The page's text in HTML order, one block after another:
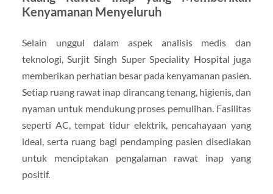
Kenyamanan Menyeluruh
Selain unggul dalam aspek analisis medis dan
teknologi, Surjit Singh Super Speciality Hospital juga
memberikan perhatian besar pada kenyamanan pasien.
Setiap ruang rawat inap dirancang tenang, higienis, dan
nyaman untuk mendukung proses pemulihan. Fasilitas
seperti AC, tempat tidur elektrik, pencahayaan yang
ideal, serta ruang bagi pendamping pasien disediakan
untuk menciptakan pengalaman rawat inap yang
positif.